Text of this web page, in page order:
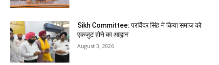
Sikh Committee: परविंदर सिंह ने किया समाज को
एकजुट होने का आह्वान
August 3, 2026